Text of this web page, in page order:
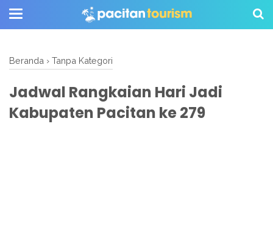
Beranda › Tanpa Kategori
Jadwal Rangkaian Hari Jadi
Kabupaten Pacitan ke 279